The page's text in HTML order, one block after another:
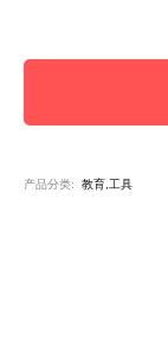
产品分类: 教育,工具